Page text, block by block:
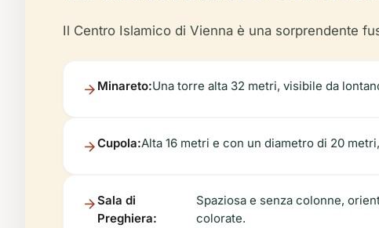
Il Centro Islamico di Vienna è una sorprendente
Minareto:Una torre alta 32 metri, visibile da
Cupola:Alta 16 metri e con un diametro di 20
Sala di
Preghiera:
Spaziosa e senza colonne,
colorate.